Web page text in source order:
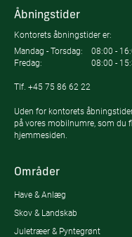
Åbningstider
Kontorets åbningstider er:
Mandag - Torsdag:
08:00 -
Fredag:
08:00 -
Tlf. +45 75 86 62 22
Uden for kontorets
på vores mobilnumre, som du
hjemmesiden.
Områder
Have & Anlæg
Skov & Landskab
Juletræer & Pyntegrønt